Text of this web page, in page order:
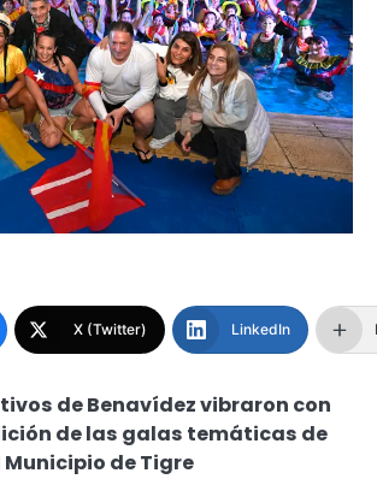
X (Twitter) LinkedIn
de Benavídez vibraron con
de las galas temáticas de
de Tigre